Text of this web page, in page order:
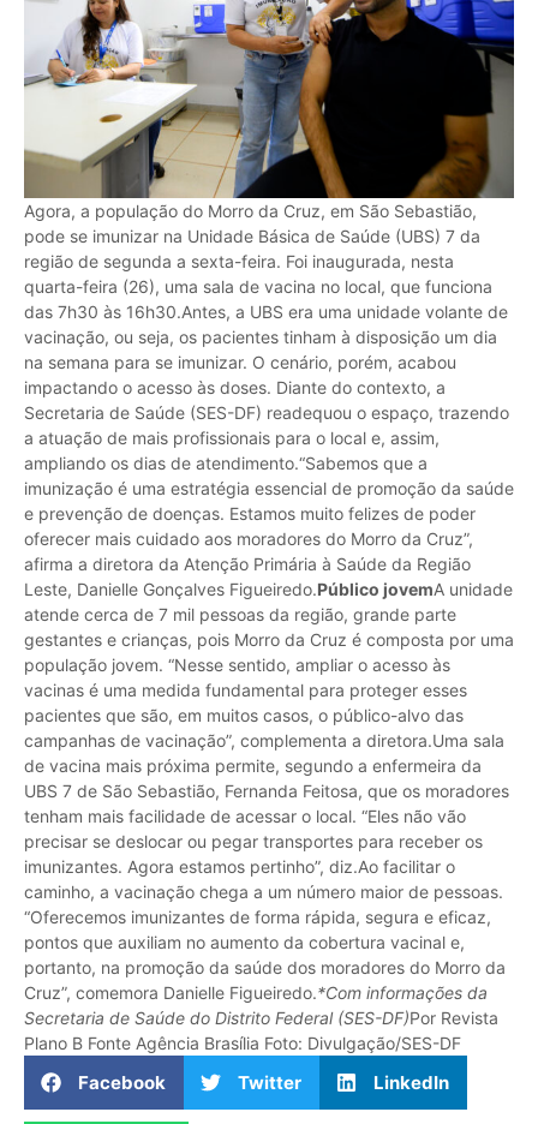
Agora, a população do Morro da Cruz, em São Sebastião,
pode se imunizar na Unidade Básica de Saúde (UBS) 7 da
região de segunda a sexta-feira. Foi inaugurada, nesta
quarta-feira (26), uma sala de vacina no local, que funciona
das 7h30 às 16h30.Antes, a UBS era uma unidade volante de
vacinação, ou seja, os pacientes tinham à disposição um dia
na semana para se imunizar. O cenário, porém, acabou
impactando o acesso às doses. Diante do contexto, a
Secretaria de Saúde (SES-DF) readequou o espaço, trazendo
a atuação de mais profissionais para o local e, assim,
ampliando os dias de atendimento.“Sabemos que a
imunização é uma estratégia essencial de promoção da saúde
e prevenção de doenças. Estamos muito felizes de poder
oferecer mais cuidado aos moradores do Morro da Cruz”,
afirma a diretora da Atenção Primária à Saúde da Região
Leste, Danielle Gonçalves Figueiredo.Público jovemA unidade
atende cerca de 7 mil pessoas da região, grande parte
gestantes e crianças, pois Morro da Cruz é composta por uma
população jovem. “Nesse sentido, ampliar o acesso às
vacinas é uma medida fundamental para proteger esses
pacientes que são, em muitos casos, o público-alvo das
campanhas de vacinação”, complementa a diretora.Uma sala
de vacina mais próxima permite, segundo a enfermeira da
UBS 7 de São Sebastião, Fernanda Feitosa, que os moradores
tenham mais facilidade de acessar o local. “Eles não vão
precisar se deslocar ou pegar transportes para receber os
imunizantes. Agora estamos pertinho”, diz.Ao facilitar o
caminho, a vacinação chega a um número maior de pessoas.
“Oferecemos imunizantes de forma rápida, segura e eficaz,
pontos que auxiliam no aumento da cobertura vacinal e,
portanto, na promoção da saúde dos moradores do Morro da
Cruz”, comemora Danielle Figueiredo.*Com informações da
Secretaria de Saúde do Distrito Federal (SES-DF)Por Revista
Plano B Fonte Agência Brasília Foto: Divulgação/SES-DF
Facebook Twitter LinkedIn